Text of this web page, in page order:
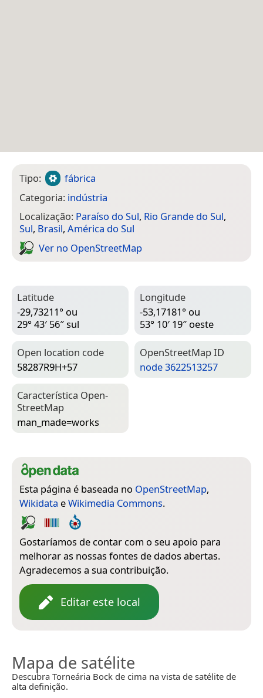
Tipo:
fábrica
Categoria: indústria
Localização: Paraíso do Sul, Rio Grande do Sul,
Sul, Brasil, América do Sul
Ver no Open­Street­Map
Latitude
-29,73211° ou
29° 43′ 56″ sul
Longitude
-53,17181° ou
53° 10′ 19″ oeste
Open location code
58287R9H+57
Open­Street­Map ID
node 3622513257
Característica Open­
Street­Map
man_made=­works
Esta página é baseada no OpenStreetMap,
Wikidata eWikimedia Commons.
Gostaríamos de contar com o seu apoio para
melhorar as nossas fontes de dados abertas.
Agradecemos a sua contribuição.
Editar este local
Mapa de satélite
Descubra Torneária Bock de cima na vista de satélite de
alta definição.